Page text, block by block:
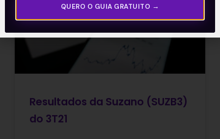
Resultados da Suzano (SUZB3)
do 3T21
QUERO O GUIA GRATUITO →